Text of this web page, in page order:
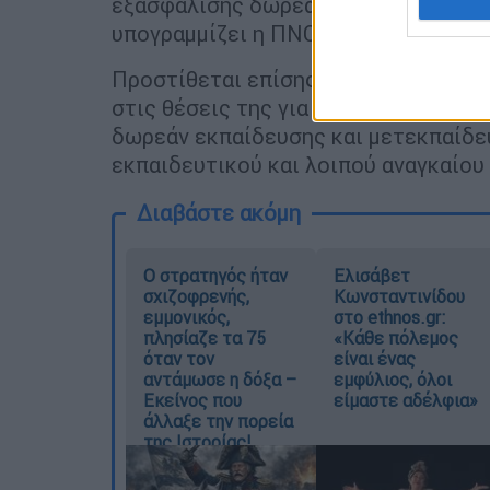
υπογραμμίζει η ΠΝΟ.
Προστίθεται επίσης ότι η
στις θέσεις της για διατήρηση,
δωρεάν εκπαίδευσης και
εκπαιδευτικού και λοιπού
Διαβάστε ακόμη
O στρατηγός ήταν
σχιζοφρενής,
εμμονικός,
πλησίαζε τα 75
όταν τον
αντάμωσε η δόξα –
Εκείνος που
άλλαξε την πορεία
της Ιστορίας!
Ελισάβετ
Κωνσταντινίδου
στο ethnos.gr:
«Κάθε πόλεμος
είναι ένας
εμφύλιος, όλοι
είμαστε αδέλφια»